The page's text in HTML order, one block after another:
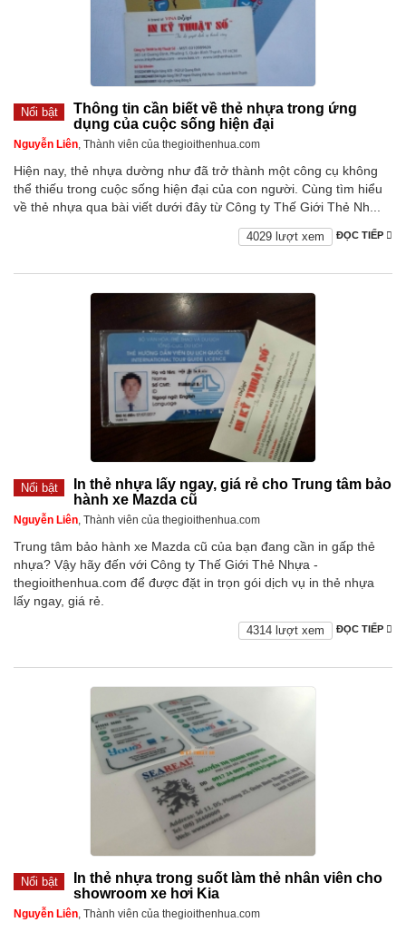
Nổi bật
Thông tin cần biết về thẻ nhựa trong ứng
dụng của cuộc sống hiện đại
Nguyễn Liên, Thành viên của thegioithenhua.com
Hiện nay, thẻ nhựa dường như đã trở thành một công cụ không
thể thiếu trong cuộc sống hiện đại của con người. Cùng tìm hiểu
về thẻ nhựa qua bài viết dưới đây từ Công ty Thế Giới Thẻ Nh...
ĐỌC TIẾP
4029 lượt xem
Nổi bật
In thẻ nhựa lấy ngay, giá rẻ cho Trung tâm bảo
hành xe Mazda cũ
Nguyễn Liên, Thành viên của thegioithenhua.com
Trung tâm bảo hành xe Mazda cũ của bạn đang cần in gấp thẻ
nhựa? Vậy hãy đến với Công ty Thế Giới Thẻ Nhựa -
thegioithenhua.com để được đặt in trọn gói dịch vụ in thẻ nhựa
lấy ngay, giá rẻ.
ĐỌC TIẾP
4314 lượt xem
Nổi bật
In thẻ nhựa trong suốt làm thẻ nhân viên cho
showroom xe hơi Kia
Nguyễn Liên, Thành viên của thegioithenhua.com